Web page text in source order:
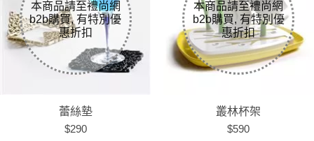
蕾絲墊
$290
叢林杯架
$590